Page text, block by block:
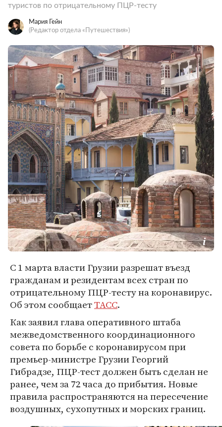
туристов по отрицательному ПЦР-тесту
Мария Гейн
(Редактор отдела «Путешествия»)
С 1 марта власти Грузии разрешат въезд
гражданам и резидентам всех стран по
отрицательному ПЦР-тесту на коронавирус.
Об этом сообщаетТАСС.
Как заявил глава оперативного штаба
межведомственного координационного
совета по борьбе с коронавирусом при
премьер-министре Грузии Георгий
Гибрадзе, ПЦР-тест должен быть сделан не
ранее, чем за 72 часа до прибытия. Новые
правила распространяются на пересечение
воздушных, сухопутных и морских границ.